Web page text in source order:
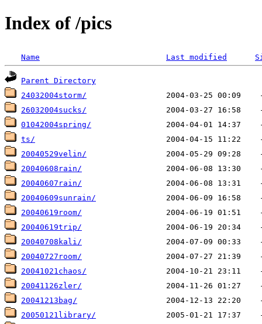
Index of /pics
Name Last modified
Parent Directory
24032004storm/
26032004sucks/
01042004spring/
ts/
20040529velin/
20040608rain/
20040607rain/
20040609sunrain/
20040619room/
20040619trip/
20040708kali/
20040727room/
20041021chaos/
20041126zler/
20041213bag/
20050121library/